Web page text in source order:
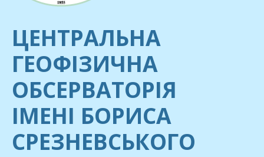
ЦЕНТРАЛЬНА
ГЕОФІЗИЧНА
ОБСЕРВАТОРІЯ
ІМЕНІ БОРИСА
СРЕЗНЕВСЬКОГО